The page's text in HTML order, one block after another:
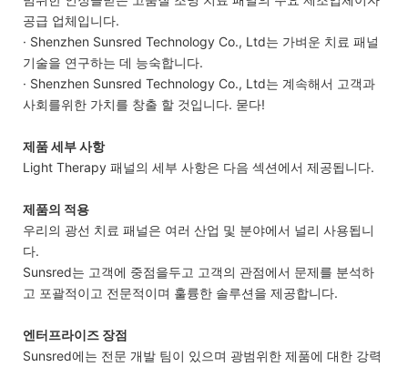
공급 업체입니다.
· Shenzhen Sunsred Technology Co., Ltd는 가벼운 치료 패널
기술을 연구하는 데 능숙합니다.
· Shenzhen Sunsred Technology Co., Ltd는 계속해서 고객과
사회를위한 가치를 창출 할 것입니다. 묻다!
제품 세부 사항
Light Therapy 패널의 세부 사항은 다음 섹션에서 제공됩니다.
제품의 적용
우리의 광선 치료 패널은 여러 산업 및 분야에서 널리 사용됩니
다.
Sunsred는 고객에 중점을두고 고객의 관점에서 문제를 분석하
고 포괄적이고 전문적이며 훌륭한 솔루션을 제공합니다.
엔터프라이즈 장점
Sunsred에는 전문 개발 팀이 있으며 광범위한 제품에 대한 강력